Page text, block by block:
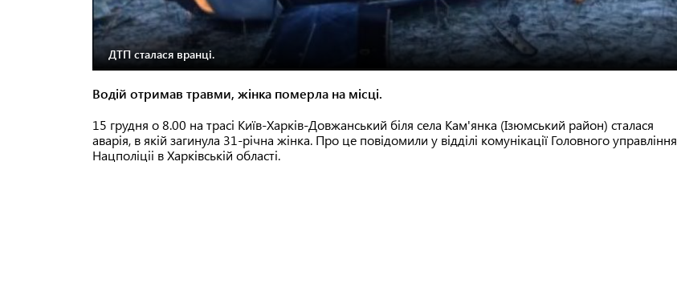
ДТП сталася вранці.
Водій отримав травми, жінка померла на місці.
15 грудня о 8.00 на трасі Київ-Харків-Довжанський біля села Кам'янка (Ізюмський район) сталася
аварія, в якій загинула 31-річна жінка. Про це повідомили у відділі комунікації Головного управління
Нацполіціі в Харківській області.